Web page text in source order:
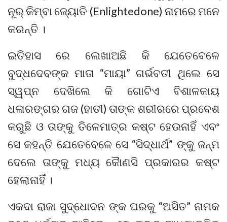
ନୂର୍ କିମ୍ବା ଜ୍ୟୋତି (Enlightedone) ନାମରେ ମନେ
କରନ୍ତି ।
ଇତିହାସ ରେ ଲେଖାଅଛି କି ଯେତେବେଳେ
ବୁଦ୍ଧଦେବଙ୍କ ମାତା “ମାୟା” ଗର୍ଭବତୀ ଥିଲେ ସେ
ସ୍ୱପ୍ନ ଦେଖିଲେ କି ଗୋଟିଏ ବିଶାଳକାୟ
ଧଳାରଙ୍ଗର ଗଜ (ହାତୀ) ତାଙ୍କ ଶରୀରରେ ପ୍ରବେଶ
କରୁଛି ଓ ତାଙ୍କୁ ତିଳେମାତ୍ର କଷ୍ଟ ହେଉନାହିଁ ଏବଂ
ସେ କହନ୍ତି ଯେତେବେଳେ ସେ “ସିଦ୍ଧାର୍ଥ” ଙ୍କୁ ଜନ୍ମ
ଦେଲେ ତାଙ୍କୁ ମଧ୍ୟ କୈାଣସି ପ୍ରକାରର କଷ୍ଟ
ହେଲାନାହିଁ ।
ଏକଦା ରାଜା ସୁଦ୍ଧୋଦନ ଙ୍କ ଘରକୁ “ଅସିତ” ନାମକ